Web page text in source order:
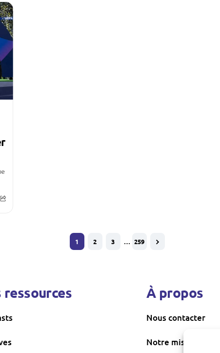
1 2 3 … 259
ressources À propos
Nous contacter
Notre mission